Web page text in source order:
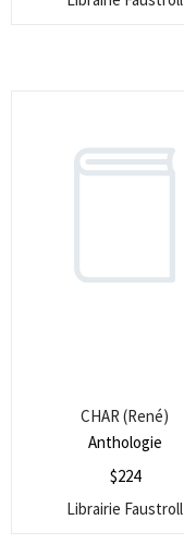
Anthologie
CHAR (René)
$224
Librairie Faustroll